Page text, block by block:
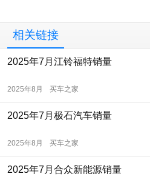
相关链接
2025年7月江铃福特销量
2025年8月 买车之家
2025年7月极石汽车销量
2025年8月 买车之家
2025年7月合众新能源销量